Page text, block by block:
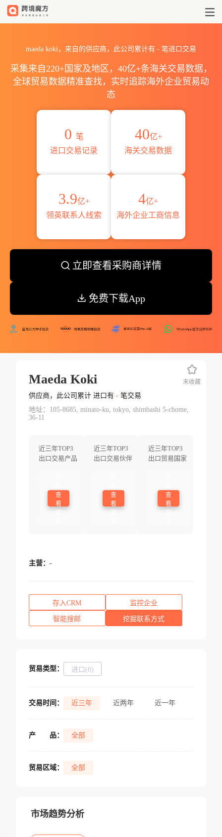
maeda koki，来自的供应商，此公司累计有 - 笔进口交易
采集来自220+国家及地区，40亿+条海关交易数据，
全球贸易数据精准查找，实时追踪海外企业贸易动
态
0 笔
进口交易记录
40亿+
海关交易数据
3.9亿+
领英联系人线索
4亿+
海外企业工商信息
立即查看采购商详情
免费下载App
Maeda Koki
供应商，此公司累计 进口有 -笔交易
地址：105-8685, minato-ku, tokyo, shimbashi 5-chome,
36-11
近三年TOP3
出口交易产品
查
看
近三年TOP3
出口交易伙伴
查
看
近三年TOP3
出口贸易国家
查
看
未收藏
主营： -
存入CRM 监控企业
智能搜邮 挖掘联系方式
贸易类型： 进口(0)
交易时间： 近三年 近两年 近一年
产 品： 全部
贸易区域： 全部
市场趋势分析